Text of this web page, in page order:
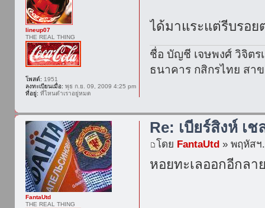
ได้มาแระแต่รีบรอ
ชื่อ บัญชี เจษพงศ์ วิจิตร
ธนาคาร กสิกรไทย สา
lineup07
THE REAL THING
โพสต์: 1951
ลงทะเบียนเมื่อ: พุธ ก.ย. 09, 2009 4:25 pm
ที่อยู่: ที่ไหนดำเราอยู่หมด
Re: เบียร์สิงห์ เ
โดย FantaUtd » พฤหัสฯ
หอยทะเลออกอีกล
FantaUtd
THE REAL THING